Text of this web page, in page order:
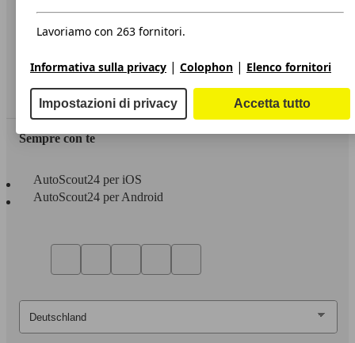
Privacy
Dichiarazione di Accessibilità
Servizi
Area rivenditori
Sempre con te
AutoScout24 per iOS
AutoScout24 per Android
Lavoriamo con 263 fornitori.
Informativa sulla privacy | Colophon | Elenco fornitori
Impostazioni di privacy Accetta tutto